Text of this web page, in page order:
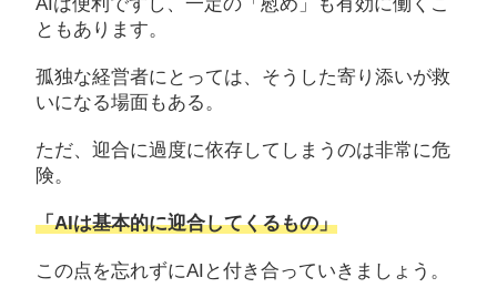
ともあります。
孤独な経営者にとっては、そうした寄り添いが救
いになる場面もある。
ただ、迎合に過度に依存してしまうのは非常に危
険。
「AIは基本的に迎合してくるもの」
この点を忘れずにAIと付き合っていきましょう。